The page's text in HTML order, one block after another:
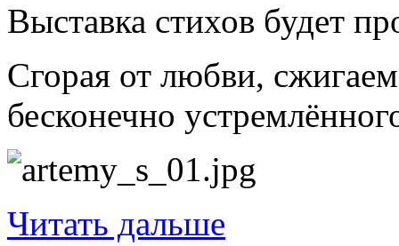
Выставка стихов будет
Сгорая от любви,
бесконечно
Читать дальше